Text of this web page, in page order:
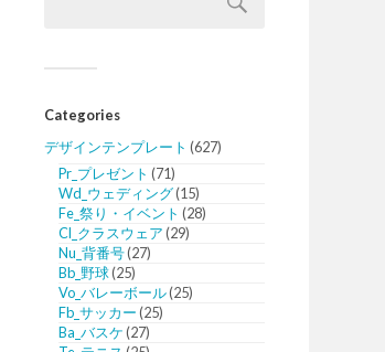
Categories
デザインテンプレート (627)
Pr_プレゼント (71)
Wd_ウェディング(15)
Fe_祭り・イベント (28)
Cl_クラスウェア(29)
Nu_背番号(27)
Bb_野球(25)
Vo_バレーボール(25)
Fb_サッカー(25)
Ba_バスケ(27)